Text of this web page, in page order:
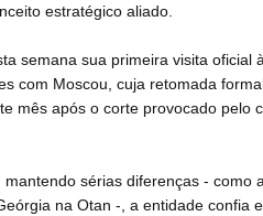
estratégico aliado.
semana sua primeira visita oficial
com Moscou, cuja retomada
mês após o corte provocado pelo
sérias diferenças - como
na Otan -, a entidade confia